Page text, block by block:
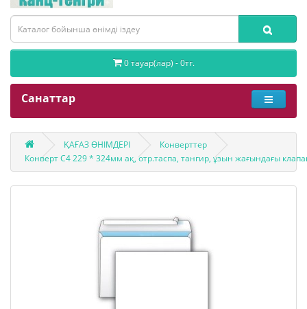
0 тауар(лар) - 0тг.
Санаттар
ҚАҒАЗ ӨНІМДЕРІ
Конверттер
Конверт С4 229 * 324мм ақ, отр.таспа, тангир, ұзын жағындағы